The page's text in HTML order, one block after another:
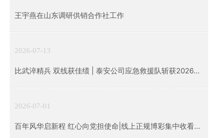
王宇燕在山东调研供销合作社工作
2026-07-13
比武淬精兵 双线获佳绩 | 泰安公司应急救援队斩获2026
年"泰山工匠杯"全市应急救援队伍比武竞赛团体二等奖
2026-07-01
百年风华启新程 红心向党担使命|线上正规博彩集中收看建